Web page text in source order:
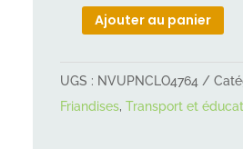
quantité
Sac
à
Ajouter au panier
UGS : NVUPNCLO4764
Friandises, Transport et